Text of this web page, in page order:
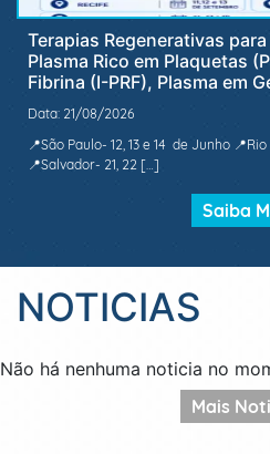
Terapias Regenerativas
Plasma Rico em Plaquetas
Fibrina (I-PRF), Plasma em
Data: 21/08/2026
📍São Paulo- 12, 13 e 14 de Junho
📍Salvador- 21, 22 […]
Saiba
NOTICIAS
Não há nenhuma noticia no
Mais